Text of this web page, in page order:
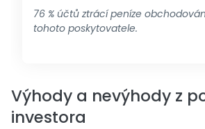
76 % účtů ztrácí peníze
tohoto poskytovatele.
Výhody a nevýhody z
investora